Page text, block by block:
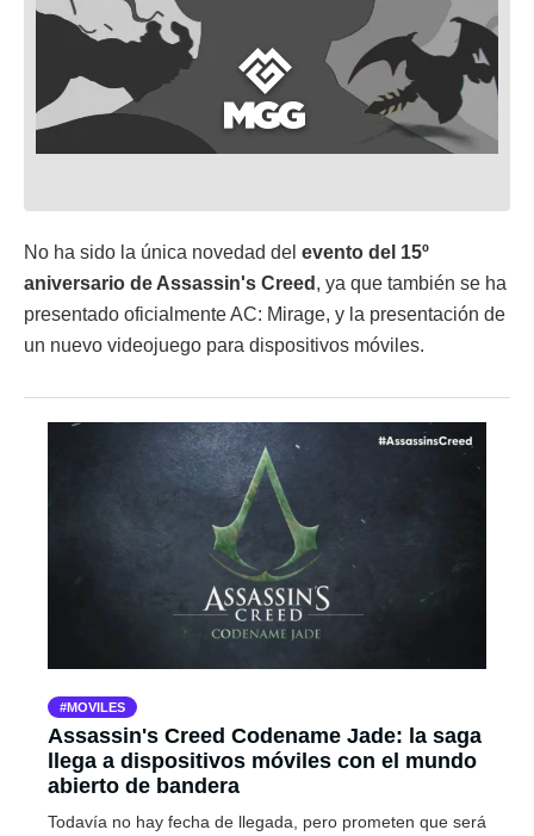
No ha sido la única novedad del evento del 15º
aniversario de Assassin's Creed , ya que también se ha
presentado oficialmente AC: Mirage, y la presentación de
un nuevo videojuego para dispositivos móviles.
MOVILES
Assassin's Creed Codename Jade: la saga
llega a dispositivos móviles con el mundo
abierto de bandera
Todavía no hay fecha de llegada, pero prometen que será